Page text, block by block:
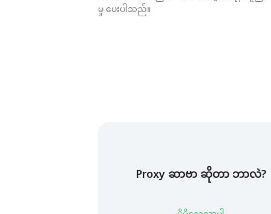
မှု ပေးပါသည်။
Proxy ဆာဗာ ဆိုတာ ဘာလဲ?